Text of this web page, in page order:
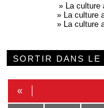
»
La
»
La
»
La
SORTIR DANS LE
«